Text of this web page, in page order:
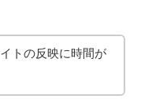
トの反映に時間が